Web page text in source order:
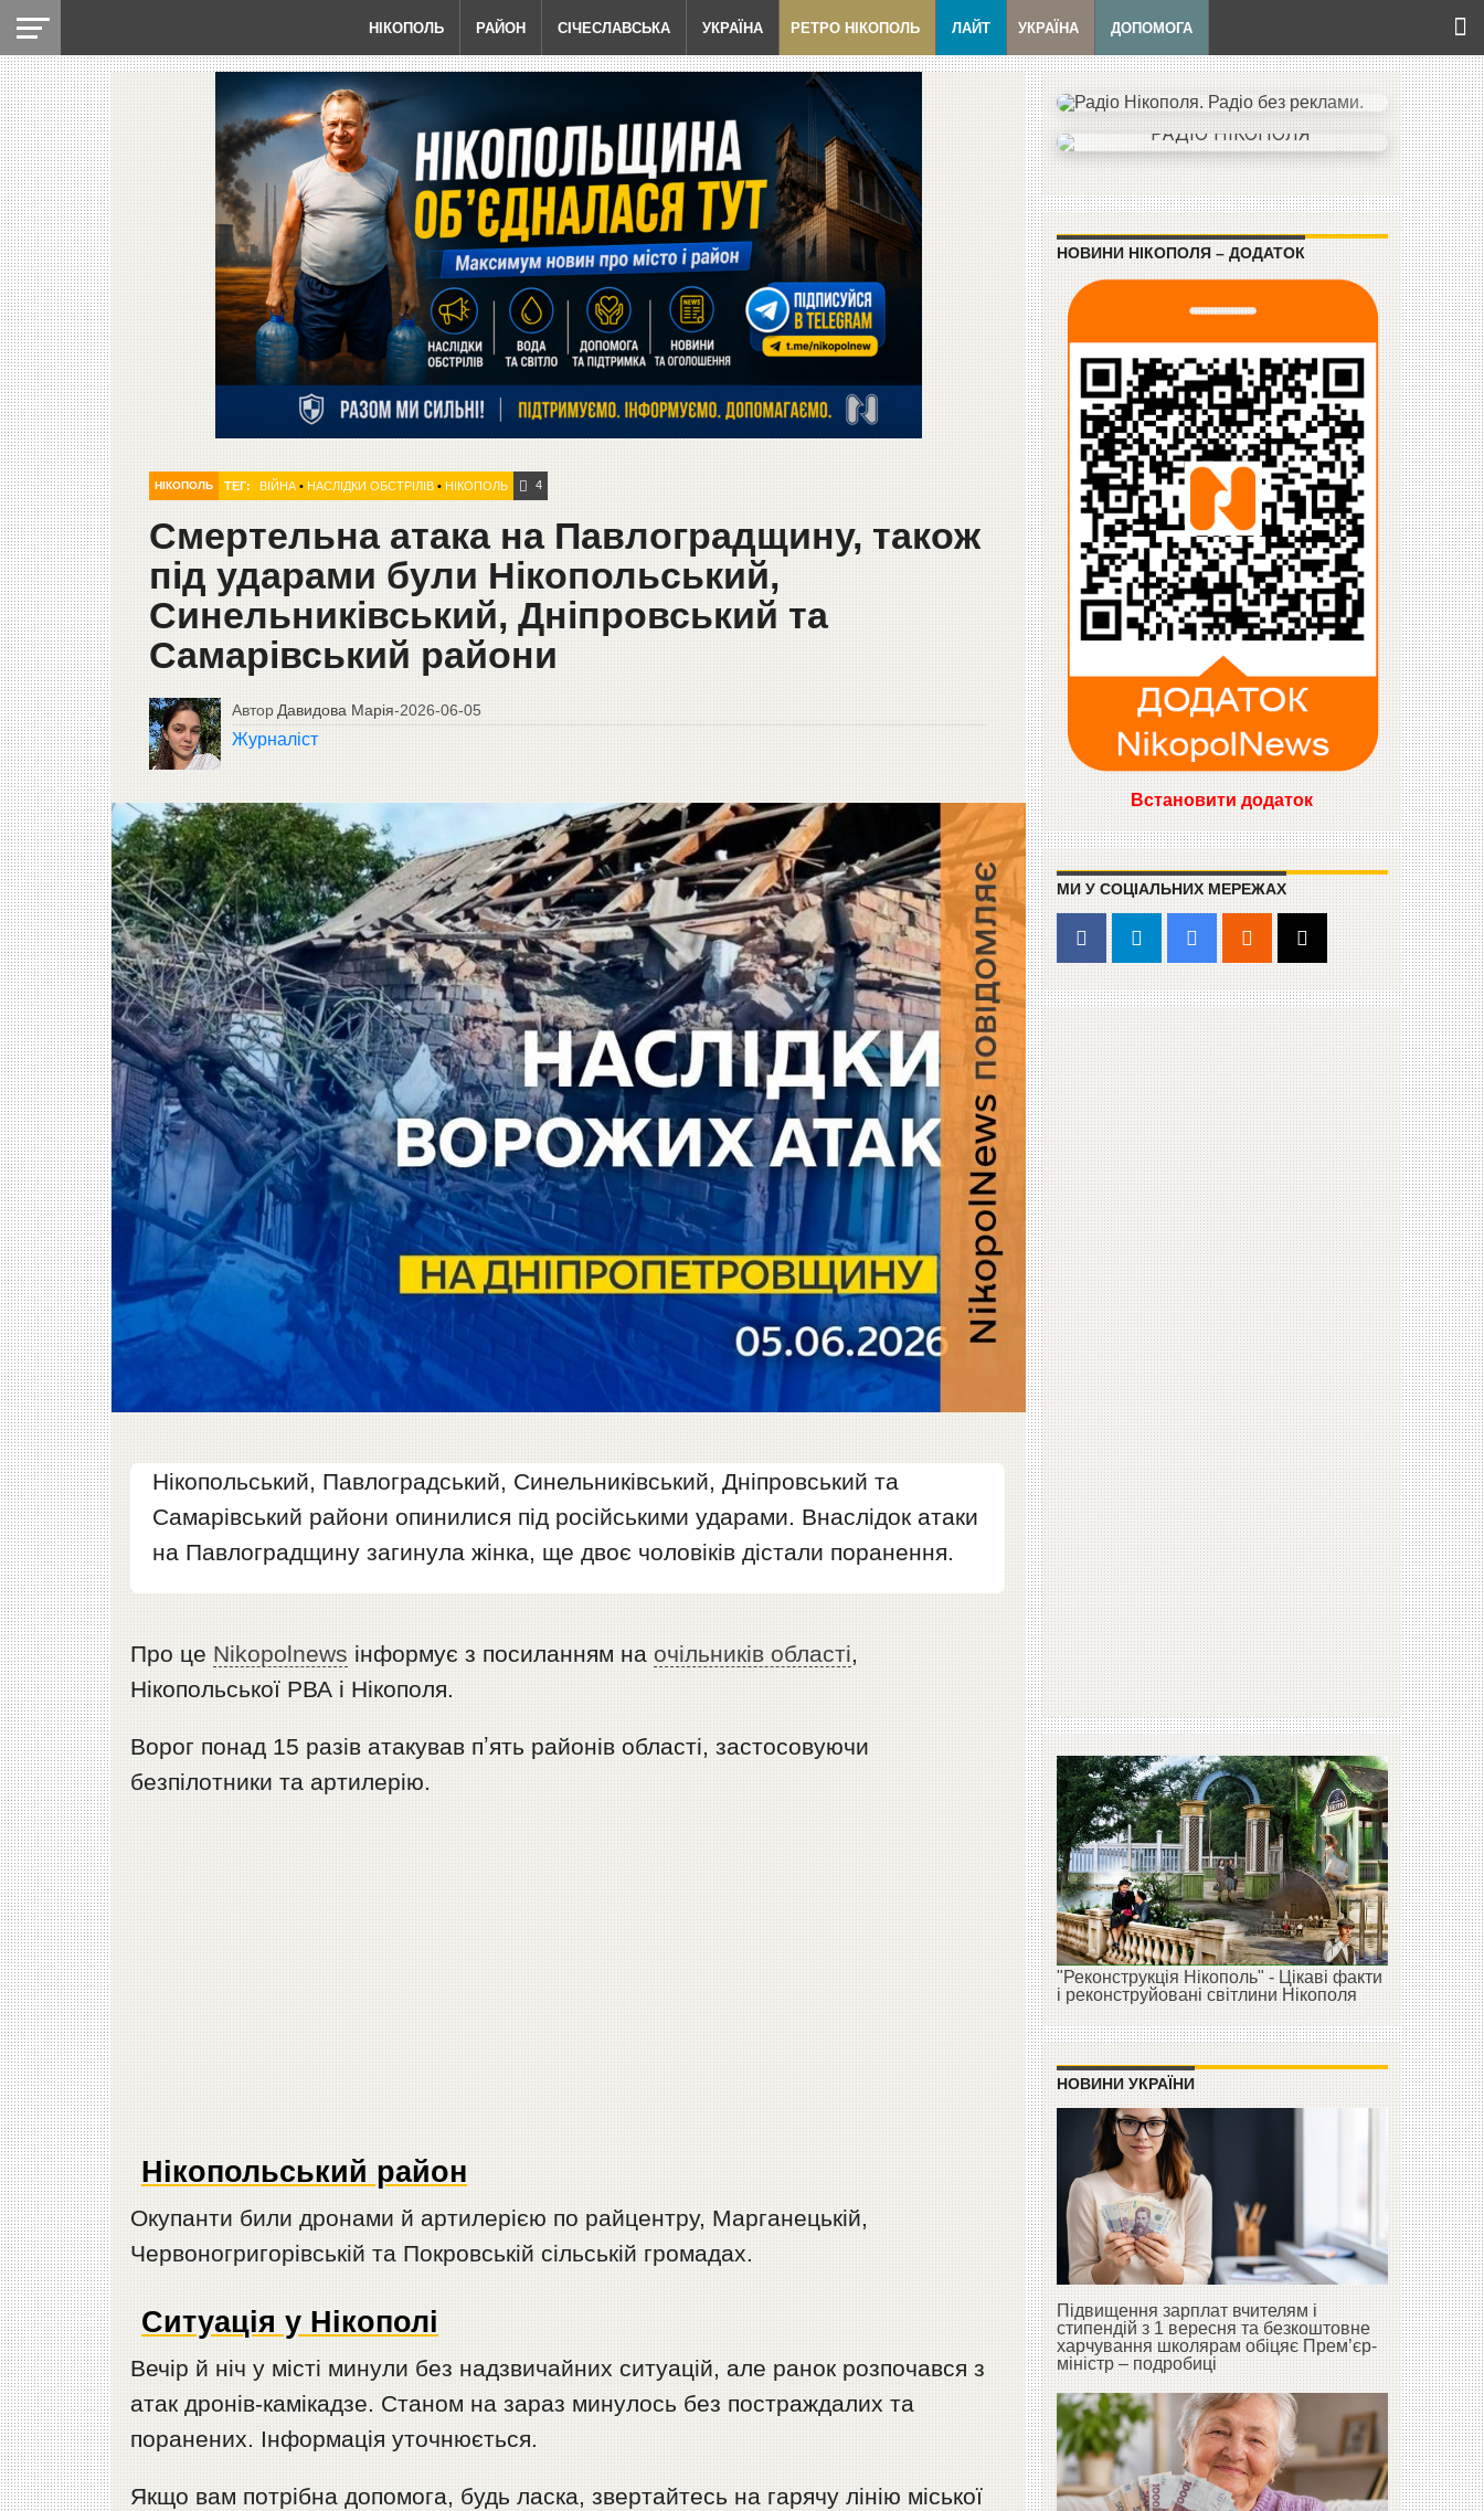
НІКОПОЛЬ РАЙОН СІЧЕСЛАВСЬКА УКРАЇНА РЕТРО НІКОПОЛЬ ЛАЙТ УКРАЇНА ДОПОМОГА
НІКОПОЛЬ ТЕГ: ВІЙНА• НАСЛІДКИ ОБСТРІЛІВ• НІКОПОЛЬ 4
Смертельна атака на Павлоградщину, також
під ударами були Нікопольський,
Синельниківський, Дніпровський та
Самарівський райони
Автор Давидова Марія-2026-06-05
Журналіст
Нікопольський, Павлоградський, Синельниківський, Дніпровський та
Самарівський райони опинилися під російськими ударами. Внаслідок атаки
на Павлоградщину загинула жінка, ще двоє чоловіків дістали поранення.
Про це Nikopolnews інформує з посиланням наочільників області,
Нікопольської РВА і Нікополя.
Ворог понад 15 разів атакував пʼять районів області, застосовуючи
безпілотники та артилерію.
Нікопольський район
Окупанти били дронами й артилерією по райцентру, Марганецькій,
Червоногригорівській та Покровській сільській громадах.
Ситуація у Нікополі
Вечір й ніч у місті минули без надзвичайних ситуацій, але ранок розпочався з
атак дронів-камікадзе. Станом на зараз минулось без постраждалих та
поранених. Інформація уточнюється.
Якщо вам потрібна допомога, будь ласка, звертайтесь на гарячу лінію міської
НОВИНИ НІКОПОЛЯ – ДОДАТОК
Встановити додаток
МИ У СОЦІАЛЬНИХ МЕРЕЖАХ
"Реконструкція Нікополь" - Цікаві факти
і реконструйовані світлини Нікополя
НОВИНИ УКРАЇНИ
Підвищення зарплат вчителям і
стипендій з 1 вересня та безкоштовне
харчування школярам обіцяє Прем’єр-
міністр – подробиці